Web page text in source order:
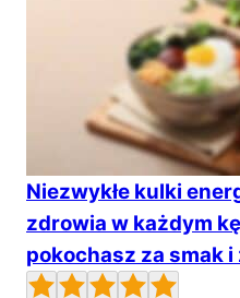
Niezwykłe kulki
zdrowia w każdym
pokochasz za smak